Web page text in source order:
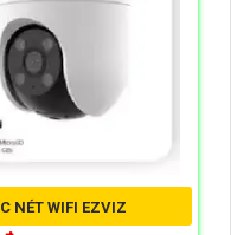
NÉT WIFI EZVIZ